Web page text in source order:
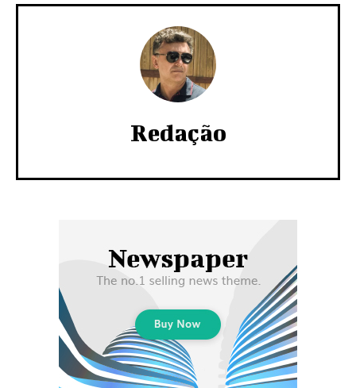
Redação